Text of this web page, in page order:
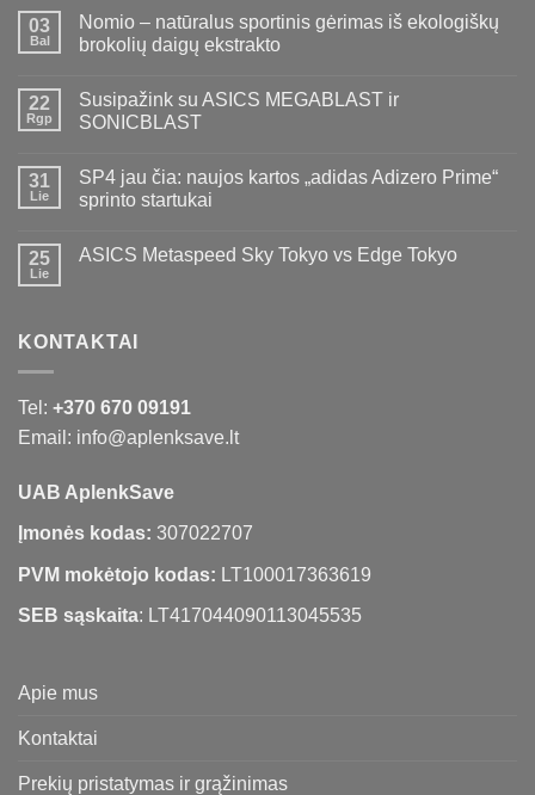
03
Bal
Nomio – natūralus sportinis gėrimas iš ekologiškų
brokolių daigų ekstrakto
22
Rgp
Susipažink su ASICS MEGABLAST ir
SONICBLAST
31
Lie
SP4 jau čia: naujos kartos „adidas Adizero Prime“
sprinto startukai
25
Lie
ASICS Metaspeed Sky Tokyo vs Edge Tokyo
KONTAKTAI
Tel: +370 670 09191
Email: info@aplenksave.lt
UAB AplenkSave
Įmonės kodas: 307022707
PVM mokėtojo kodas: LT100017363619
SEB sąskaita: LT417044090113045535
Apie mus
Kontaktai
Prekių pristatymas ir grąžinimas